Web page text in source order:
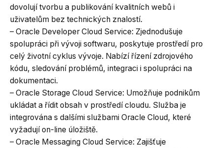
dovolují tvorbu a publikování kvalitních webů i
uživatelům bez technických znalostí.
– Oracle Developer Cloud Service: Zjednodušuje
spolupráci při vývoji softwaru, poskytuje prostředí pro
celý životní cyklus vývoje. Nabízí řízení zdrojového
kódu, sledování problémů, integraci i spolupráci na
dokumentaci.
– Oracle Storage Cloud Service: Umožňuje podnikům
ukládat a řídit obsah v prostředí cloudu. Služba je
integrována s dalšími službami Oracle Cloud, které
vyžadují on-line úložiště.
– Oracle Messaging Cloud Service: Zajišťuje